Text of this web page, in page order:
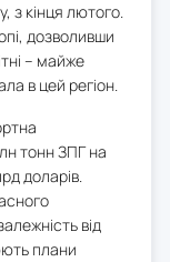
з кінця лютого.
дозволивши
– майже
в цей регіон.
тонн ЗПГ на
доларів.
від
плани